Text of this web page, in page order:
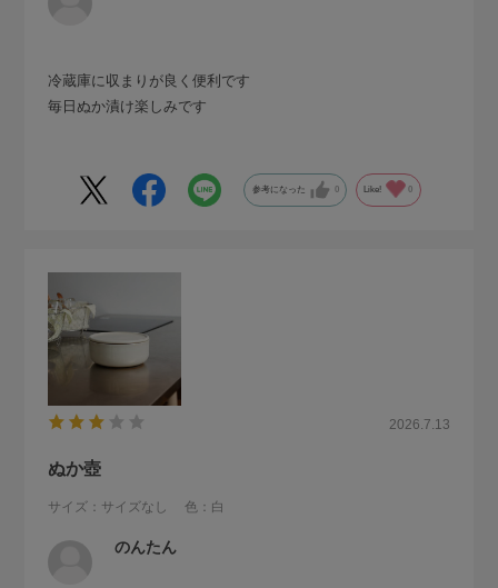
冷蔵庫に収まりが良く便利です
毎日ぬか漬け楽しみです
参考になった 0 Like! 0
2026.7.13
ぬか壺
サイズ：サイズなし 色：白
のんたん